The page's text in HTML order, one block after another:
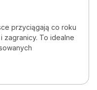
przyciągają co roku
zagranicy. To idealne